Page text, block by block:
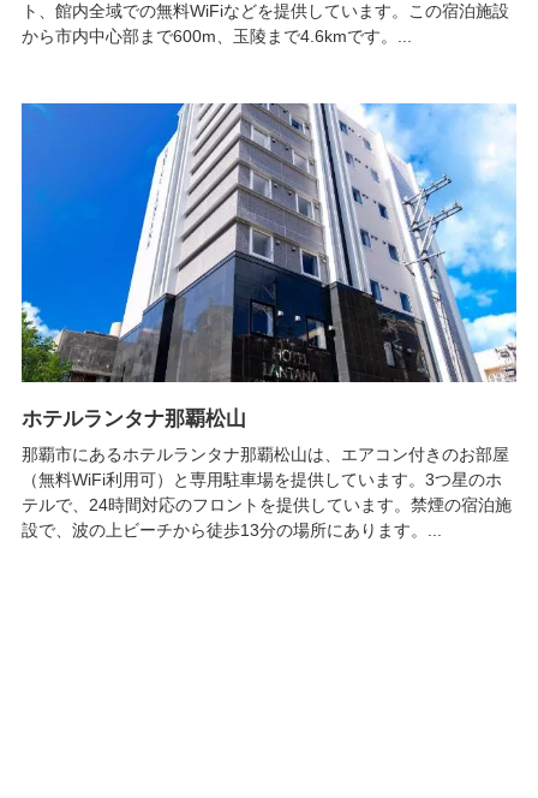
ト、館内全域での無料WiFiなどを提供しています。この宿泊施設
から市内中心部まで600m、玉陵まで4.6kmです。...
ホテルランタナ那覇松山
那覇市にあるホテルランタナ那覇松山は、エアコン付きのお部屋
（無料WiFi利用可）と専用駐車場を提供しています。3つ星のホ
テルで、24時間対応のフロントを提供しています。禁煙の宿泊施
設で、波の上ビーチから徒歩13分の場所にあります。...